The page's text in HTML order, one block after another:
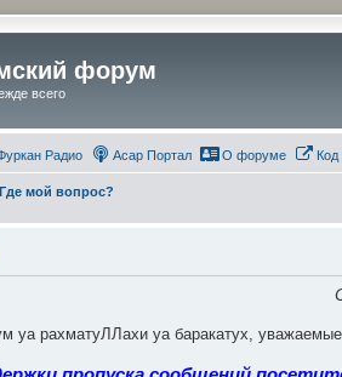
форум
всего
Радио Асар Портал О форуме Код
Где мой вопрос?
уа рахматуЛЛахи уа баракатух,